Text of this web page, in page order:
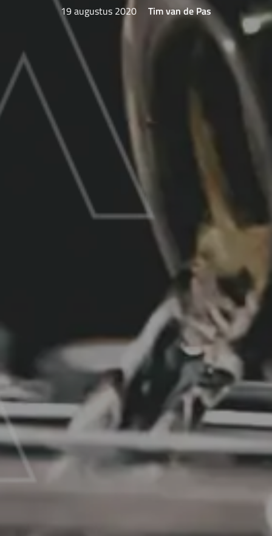
19 augustus 2020 Tim van de Pas